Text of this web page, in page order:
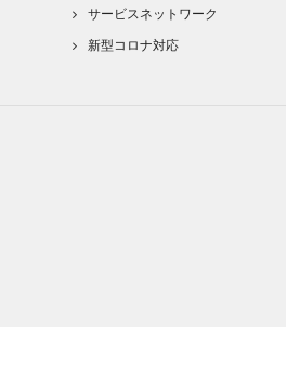
サービスネットワーク
新型コロナ対応